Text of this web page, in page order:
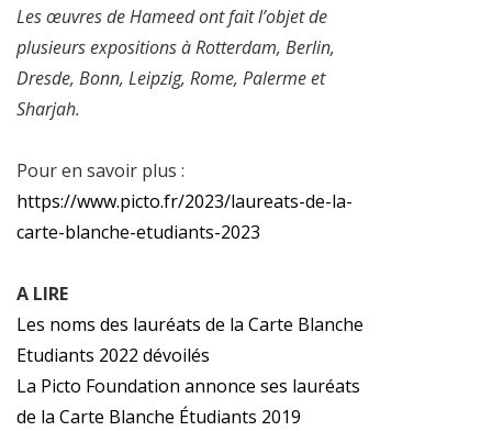
Les œuvres de Hameed ont fait l’objet de
plusieurs expositions à Rotterdam, Berlin,
Dresde, Bonn, Leipzig, Rome, Palerme et
Sharjah.
Pour en savoir plus :
https://www.picto.fr/2023/laureats-de-la-
carte-blanche-etudiants-2023
A LIRE
Les noms des lauréats de la Carte Blanche
Etudiants 2022 dévoilés
La Picto Foundation annonce ses lauréats
de la Carte Blanche Étudiants 2019